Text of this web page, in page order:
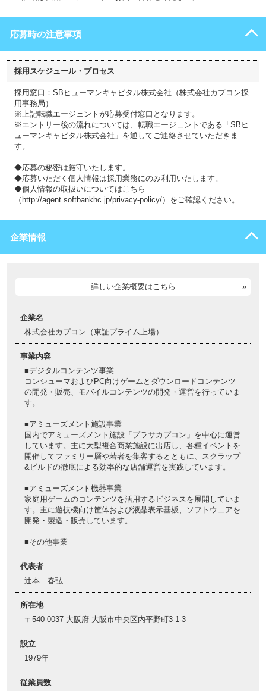
応募時の注意事項
採用スケジュール・プロセス
採用窓口：SBヒューマンキャピタル株式会社（株式会社カプコン採
用事務局）
※上記転職エージェントが応募受付窓口となります。
※エントリー後の流れについては、転職エージェントである「SBヒ
ューマンキャピタル株式会社」を通してご連絡させていただきま
す。
◆応募の秘密は厳守いたします。
◆応募いただく個人情報は採用業務にのみ利用いたします。
◆個人情報の取扱いについてはこちら
（http://agent.softbankhc.jp/privacy-policy/）をご確認ください。
企業情報
詳しい企業概要はこちら
企業名
株式会社カプコン（東証プライム上場）
事業内容
■デジタルコンテンツ事業
コンシューマおよびPC向けゲームとダウンロードコンテンツ
の開発・販売、モバイルコンテンツの開発・運営を行っていま
す。
■アミューズメント施設事業
国内でアミューズメント施設「プラサカプコン」を中心に運営
しています。主に大型複合商業施設に出店し、各種イベントを
開催してファミリー層や若者を集客するとともに、スクラップ
&ビルドの徹底による効率的な店舗運営を実践しています。
■アミューズメント機器事業
家庭用ゲームのコンテンツを活用するビジネスを展開していま
す。主に遊技機向け筐体および液晶表示基板、ソフトウェアを
開発・製造・販売しています。
■その他事業
代表者
辻本 春弘
所在地
〒540-0037 大阪府 大阪市中央区内平野町3-1-3
設立
1979年
従業員数